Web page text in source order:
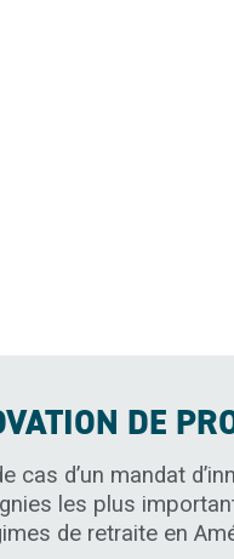
DE
cas d’un mandat
les plus
de retraite en